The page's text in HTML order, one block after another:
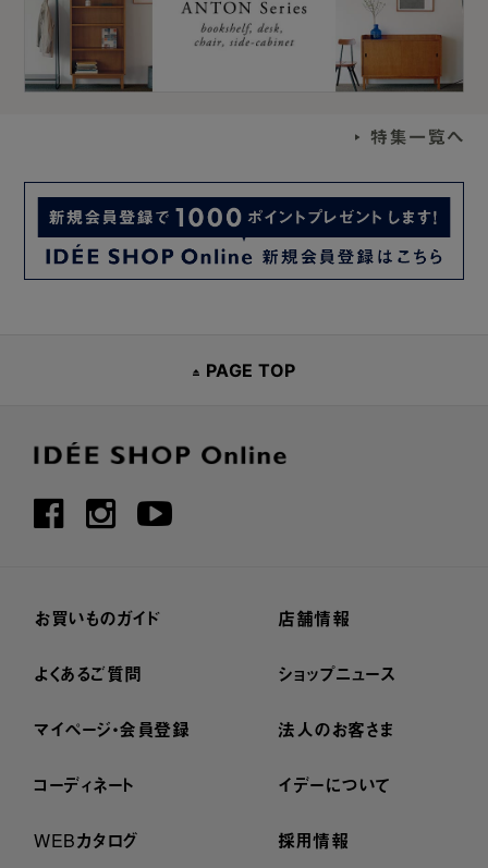
PAGE TOP
お買いものガイド
よくあるご質問
マイページ・会員登録
コーディネート
WEBカタログ
店舗情報
ショップニュース
法人のお客さま
イデーについて
採用情報